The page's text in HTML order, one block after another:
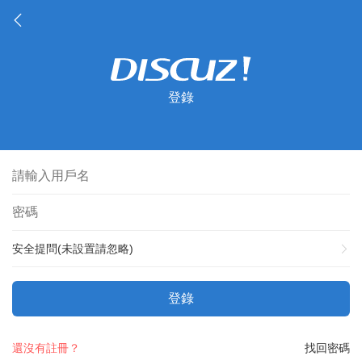
登錄
安全提問(未設置請忽略)
登錄
找回密碼
還沒有註冊？